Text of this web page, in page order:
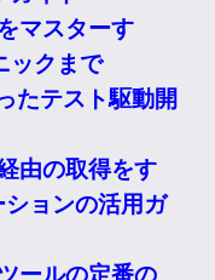
マスターす
ックまで
たテスト駆動開
由の取得をす
ョンの活用ガ